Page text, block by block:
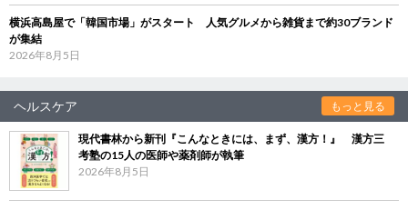
横浜高島屋で「韓国市場」がスタート 人気グルメから雑貨まで約30ブランド
が集結
2026年8月5日
ヘルスケア もっと見る
現代書林から新刊『こんなときには、まず、漢方！』 漢方三
考塾の15人の医師や薬剤師が執筆
2026年8月5日